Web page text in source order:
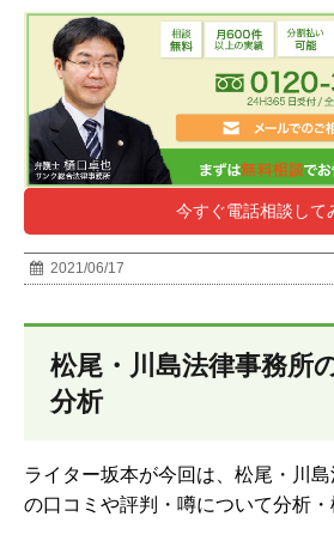
24時間年中無休で選ぶ
今すぐ電話相談して
2021/06/17
松尾・川島法律事務所
分析
ライター坂本が今回は、松尾・川
の口コミや評判・噂について分析・